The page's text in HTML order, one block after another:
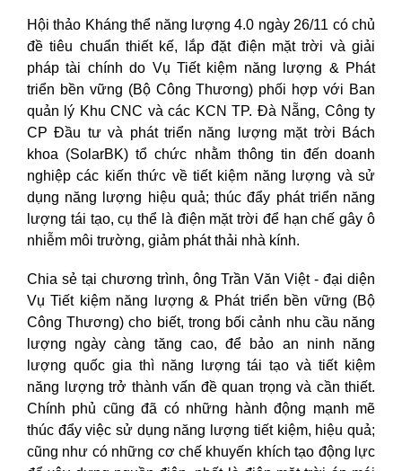
Hội thảo Kháng thể năng lượng 4.0 ngày 26/11 có chủ
đề tiêu chuẩn thiết kế, lắp đặt điện mặt trời và giải
pháp tài chính do Vụ Tiết kiệm năng lượng & Phát
triển bền vững (Bộ Công Thương) phối hợp với Ban
quản lý Khu CNC và các KCN TP. Đà Nẵng, Công ty
CP Đầu tư và phát triển năng lượng mặt trời Bách
khoa (SolarBK) tổ chức nhằm thông tin đến doanh
nghiệp các kiến thức về tiết kiệm năng lượng và sử
dụng năng lượng hiệu quả; thúc đẩy phát triển năng
lượng tái tạo, cụ thể là điện mặt trời để hạn chế gây ô
nhiễm môi trường, giảm phát thải nhà kính.
Chia sẻ tại chương trình, ông Trần Văn Việt - đại diện
Vụ Tiết kiệm năng lượng & Phát triển bền vững (Bộ
Công Thương) cho biết, trong bối cảnh nhu cầu năng
lượng ngày càng tăng cao, để bảo an ninh năng
lượng quốc gia thì năng lượng tái tạo và tiết kiệm
năng lượng trở thành vấn đề quan trọng và cần thiết.
Chính phủ cũng đã có những hành động mạnh mẽ
thúc đẩy việc sử dụng năng lượng tiết kiệm, hiệu quả;
cũng như có những cơ chế khuyến khích tạo động lực